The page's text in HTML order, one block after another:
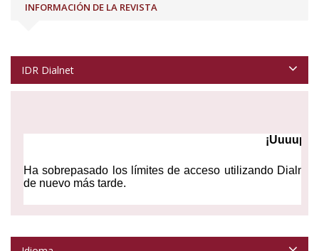
INFORMACIÓN DE LA REVISTA
IDR Dialnet